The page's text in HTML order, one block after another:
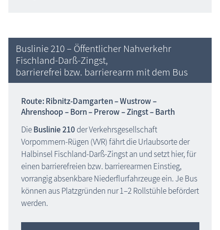
Buslinie 210 – Öffentlicher Nahverkehr
Fischland-Darß-Zingst,
barrierefrei bzw. barrierearm mit dem Bus
Route: Ribnitz-Damgarten – Wustrow –
Ahrenshoop – Born – Prerow – Zingst – Barth
DieBuslinie 210 der Verkehrsgesellschaft
Vorpommern-Rügen (VVR) fährt die Urlaubsorte der
Halbinsel Fischland-Darß-Zingst an und setzt hier, für
einen barrierefreien bzw. barrierearmen Einstieg,
vorrangig absenkbare Niederflurfahrzeuge ein. Je Bus
können aus Platzgründen nur 1–2 Rollstühle befördert
werden.